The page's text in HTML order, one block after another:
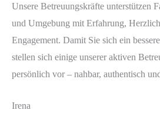
Unsere Betreuungskräfte unterstützen
und Umgebung mit Erfahrung,
Engagement. Damit Sie sich ein
stellen sich einige unserer aktiven
persönlich vor – nahbar, authentisch
Irena